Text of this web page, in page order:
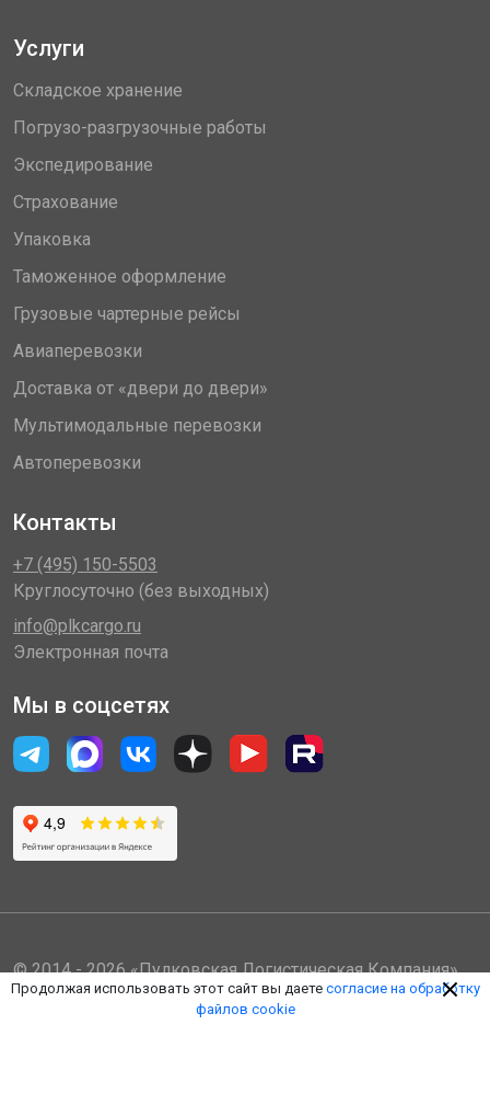
Услуги
Складское хранение
Погрузо-разгрузочные работы
Экспедирование
Страхование
Упаковка
Таможенное оформление
Грузовые чартерные рейсы
Авиаперевозки
Доставка от «двери до двери»
Мультимодальные перевозки
Автоперевозки
Контакты
+7 (495) 150-5503
Круглосуточно (без выходных)
info@plkcargo.ru
Электронная почта
Мы в соцсетях
© 2014 - 2026 «Пулковская Логистическая Компания»
(ООО «ПЛК»)
Обработка персональных данных
Продолжая использовать этот сайт вы даете согласие на обработку
файлов cookie